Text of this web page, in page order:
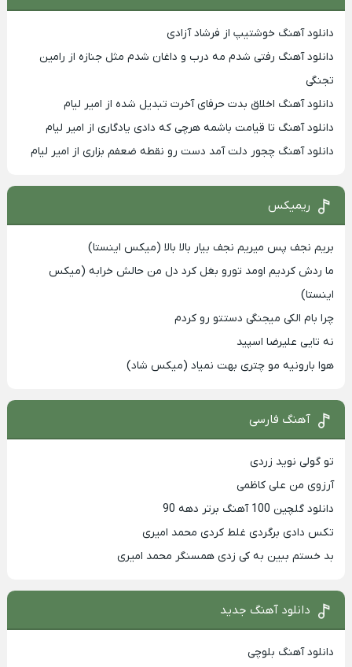
دانلود آهنگ خوشتیپ از فرشاد آزادی
دانلود آهنگ رفتی شدم مه درب و داغان شدم مثل جنازه از رامین
تجنگی
دانلود آهنگ اخلاق بدت حرفای آخرت تبدیل شده از امیر لیام
دانلود آهنگ تا قیامت باشمه هرچی که دادی یادگاری از امیر لیام
دانلود آهنگ چجور دلت آمد دست رو نقطه ضعفم بزاری از امیر لیام
ریمیکس
بریم نجف پس میریم نجف بیار بالا بالا (میکس اینستا)
ما ردش کردیم اومد تورو بغل کرد دل من حالش خرابه (میکس
اینستا)
چرا بام الکی میجنگی دستتو رو کردم
نه تایی علیرضا اسپید
هوا بارونیه مو چتری بهت نمیاد (میکس شاد)
آهنگ فارسی
تو گولی نوید زردی
آرزوی من علی کاظمی
دانلود گلچین 100 آهنگ برتر دهه 90
تکس دادی برگردی غلط کردی محمد امیری
بد خستم ببین به کی زدی همسنگر محمد امیری
دانلود آهنگ جدید
دانلود آهنگ بلوچی